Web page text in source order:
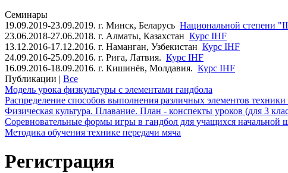
Семинары
19.09.2019-23.09.2019. г. Минск, Беларусь Национальной степени
23.06.2018-27.06.2018. г. Алматы, Казахстан Курс IHF
13.12.2016-17.12.2016. г. Наманган, Узбекистан Курс IHF
24.09.2016-25.09.2016. г. Рига, Латвия. Курс IHF
16.09.2016-18.09.2016. г. Кишинёв, Молдавия. Курс IHF
Публикации | Все
Модель урока физкультуры с элементами гандбола
Распределение способов выполнения различных элементов
Физическая культура. Плавание. План - конспекты уроков (для 3
Соревновательные формы игры в гандбол для учащихся начальной
Методика обучения технике передачи мяча
Регистрация